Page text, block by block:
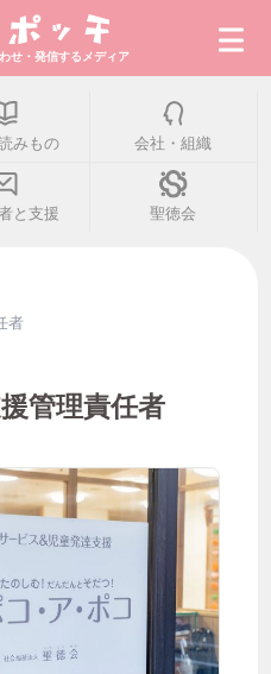
方
援
せ・発信するメディア
みもの 会社・組織
と支援 聖徳会
者
管理責任者